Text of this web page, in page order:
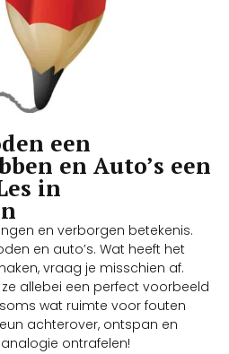
een
en Auto’s een
in
en verborgen betekenis.
en auto’s. Wat heeft het
vraag je misschien af.
ze allebei een perfect voorbeeld
wat ruimte voor fouten
achterover, ontspan en
ontrafelen!